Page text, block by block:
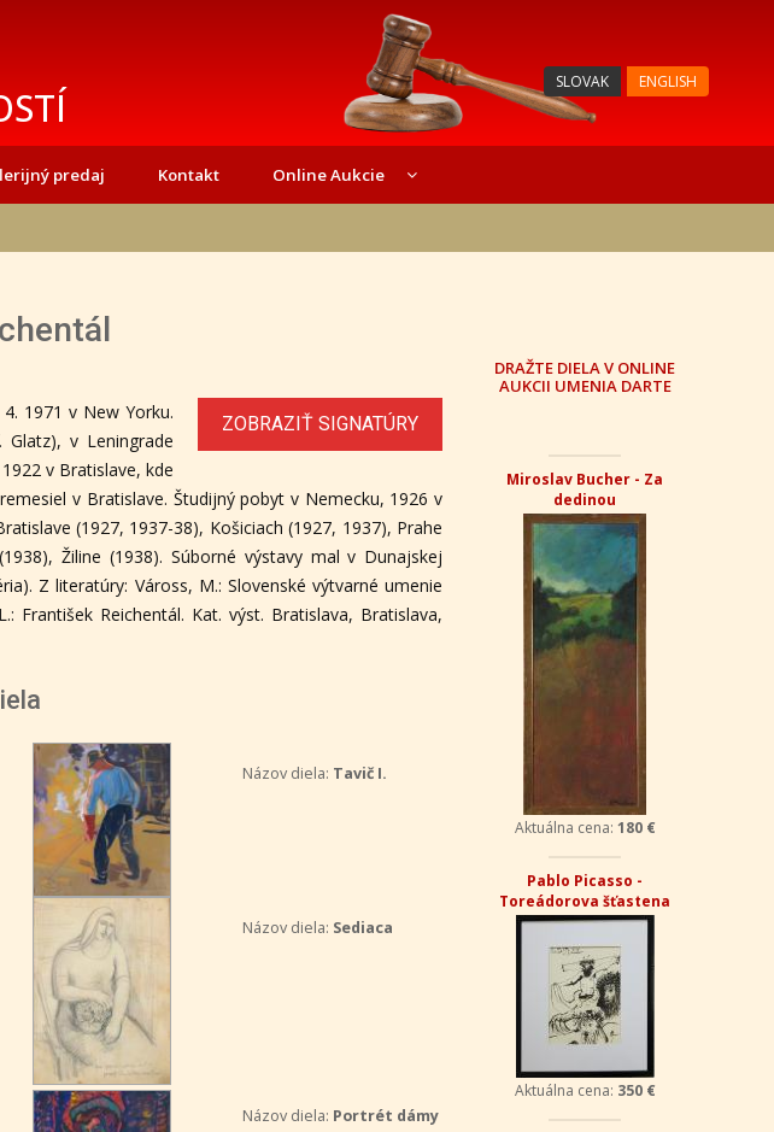
SLOVAK ENGLISH
predaj Kontakt Online Aukcie
ZOBRAZIŤ SIGNATÚRY
1971 v New Yorku.
v Leningrade
v Bratislave, kde
v Bratislave. Študijný pobyt v Nemecku, 1926 v
(1927, 1937-38), Košiciach (1927, 1937), Prahe
Žiline (1938). Súborné výstavy mal v Dunajskej
Z literatúry: Váross, M.: Slovenské výtvarné umenie
František Reichentál. Kat. výst. Bratislava, Bratislava,
Názov diela: Tavič I.
Názov diela: Sediaca
Názov diela: Portrét dámy
DRAŽTE DIELA V ONLINE
AUKCII UMENIA DARTE
Miroslav Bucher - Za
dedinou
Aktuálna cena: 180 €
Pablo Picasso -
Toreádorova šťastena
Aktuálna cena: 350 €